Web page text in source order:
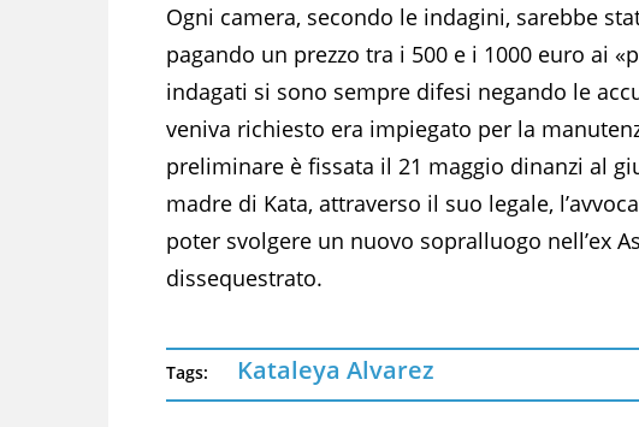
Ogni camera, secondo le indagini, sarebbe
pagando un prezzo tra i 500 e i 1000 euro ai
indagati si sono sempre difesi negando le
veniva richiesto era impiegato per la
preliminare è fissata il 21 maggio dinanzi al
madre di Kata, attraverso il suo legale,
poter svolgere un nuovo sopralluogo nell’ex
dissequestrato.
Tags: Kataleya Alvarez